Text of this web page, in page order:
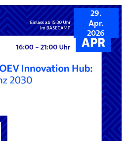
29.
Apr.
2026